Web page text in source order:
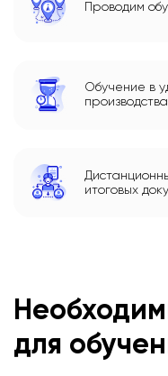
Проводим
Обучение в
производства
итоговых
для